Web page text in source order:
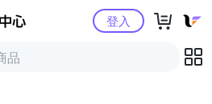
Yahoo購物中心登入